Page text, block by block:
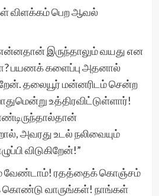
விளக்கம் பெற ஆவல்
இருந்தாலும் வயது என
பயணக் களைப்பு அதனால்
தலையூர் மன்னரிடம் சென்ற
உத்திரவிட்டுள்ளார்!
அவரது உடல் நலிவையும்
விடுகிறேன்!”
வேண்டாம்! ரதத்தைக் கொஞ்சம்
கொண்டு வாருங்கள்! நாங்கள்